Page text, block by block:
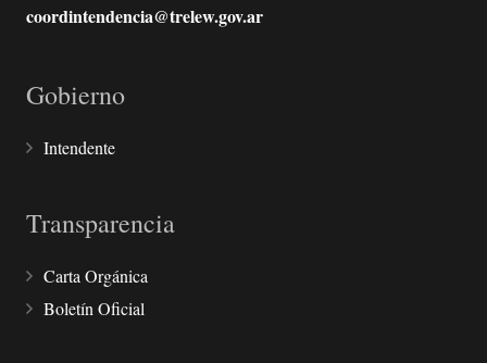
coordintendencia@trelew.gov.ar
Gobierno
Intendente
Transparencia
Carta Orgánica
Boletín Oficial